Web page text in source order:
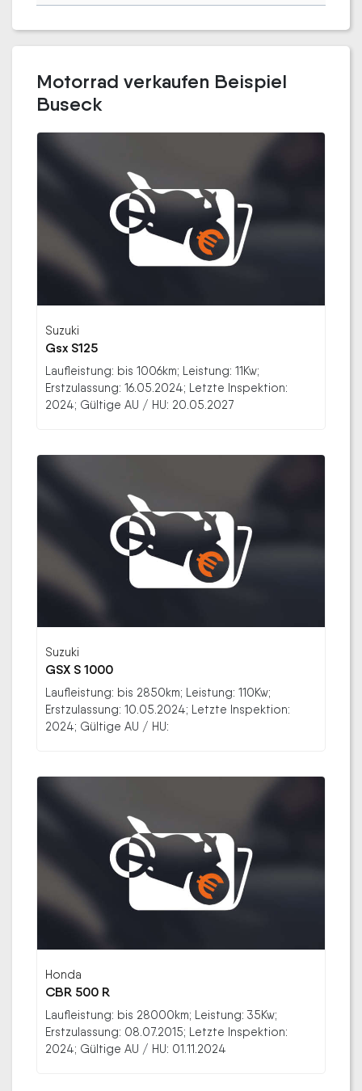
Motorrad verkaufen Beispiel
Buseck
Suzuki
Gsx S125
Laufleistung: bis 1006km; Leistung: 11Kw;
Erstzulassung: 16.05.2024; Letzte Inspektion:
2024; Gültige AU / HU: 20.05.2027
Suzuki
GSX S 1000
Laufleistung: bis 2850km; Leistung: 110Kw;
Erstzulassung: 10.05.2024; Letzte Inspektion:
2024; Gültige AU / HU:
Honda
CBR 500 R
Laufleistung: bis 28000km; Leistung: 35Kw;
Erstzulassung: 08.07.2015; Letzte Inspektion:
2024; Gültige AU / HU: 01.11.2024